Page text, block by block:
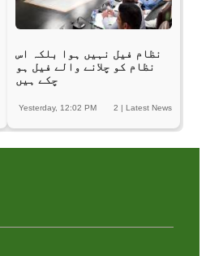
نظام فیل نہیں ہوا بلکہ اس
نظام کو چلانے والے فیل ہو
چکے ہیں
2 | Latest News
Yesterday, 12:02 PM